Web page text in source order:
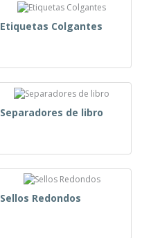
Etiquetas Colgantes
Separadores de libro
Sellos Redondos